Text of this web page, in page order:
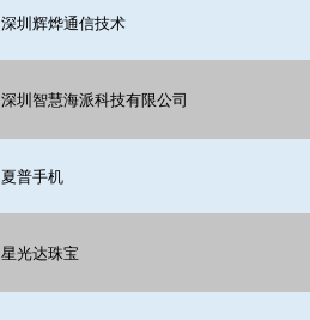
深圳辉烨通信技术
深圳智慧海派科技有限公司
夏普手机
星光达珠宝